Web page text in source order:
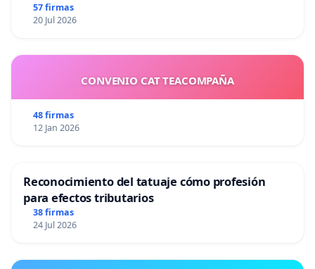
57 firmas
20 Jul 2026
CONVENIO CAT TEACOMPAÑA
48 firmas
12 Jan 2026
Reconocimiento del tatuaje cómo profesión
para efectos tributarios
38 firmas
24 Jul 2026